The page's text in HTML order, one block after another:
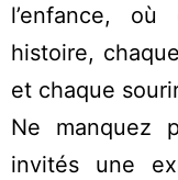
l’enfance,
histoire,
et chaque
Ne manquez
invités une